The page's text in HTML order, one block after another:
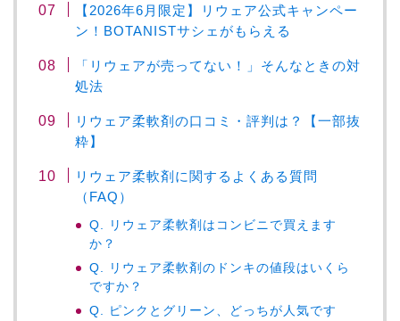
【2026年6月限定】リウェア公式キャンペー
ン！BOTANISTサシェがもらえる
「リウェアが売ってない！」そんなときの対
処法
リウェア柔軟剤の口コミ・評判は？【一部抜
粋】
リウェア柔軟剤に関するよくある質問
（FAQ）
Q. リウェア柔軟剤はコンビニで買えます
か？
Q. リウェア柔軟剤のドンキの値段はいくら
ですか？
Q. ピンクとグリーン、どっちが人気です